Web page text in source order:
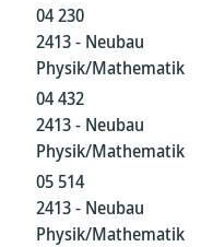
04 230
2413 - Neubau
Physik/Mathematik
04 432
2413 - Neubau
Physik/Mathematik
05 514
2413 - Neubau
Physik/Mathematik